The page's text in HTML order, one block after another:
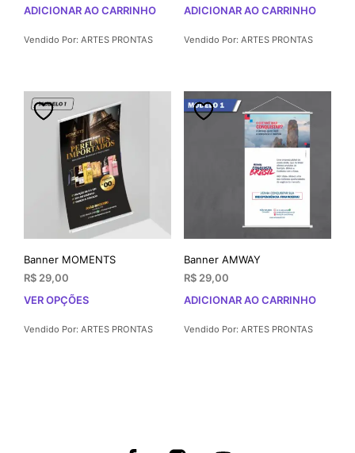
ADICIONAR AO CARRINHO
Vendido Por: ARTES PRONTAS
ADICIONAR AO CARRINHO
Vendido Por: ARTES PRONTAS
Banner MOMENTS
R$ 29,00
VER OPÇÕES
Este
tem
Vendido Por: ARTES PRONTAS
Banner AMWAY
R$29,00
ADICIONAR AO CARRINHO
Vendido Por: ARTES PRONTAS